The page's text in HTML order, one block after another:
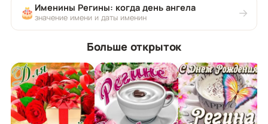
🎂 Именины Регины: когда день ангела
значение имени и даты именин →
Больше открыток